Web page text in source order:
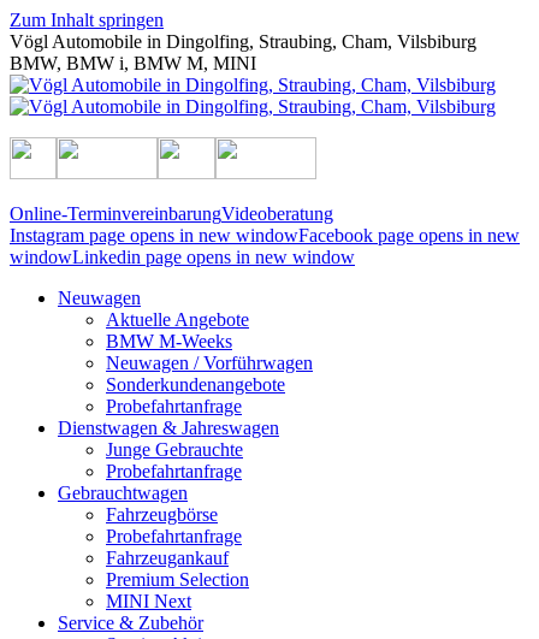
Zum Inhalt springen
Vögl Automobile in Dingolfing, Straubing, Cham, Vilsbiburg
BMW, BMW i, BMW M, MINI
Online-TerminvereinbarungVideoberatung
Instagram page opens in new windowFacebook page opens in new
windowLinkedin page opens in new window
Neuwagen
Aktuelle Angebote
BMW M-Weeks
Neuwagen / Vorführwagen
Sonderkunden­angebote
Probefahrt­anfrage
Dienstwagen & Jahreswagen
Junge Gebrauchte
Probefahrt­anfrage
Gebrauchtwagen
Fahrzeugbörse
Probefahrt­anfrage
Fahrzeugankauf
Premium Selection
MINI Next
Service & Zubehör